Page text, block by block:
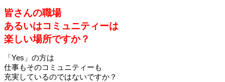
皆さんの職場
あるいはコミュニティーは
楽しい場所ですか？
「Yes」の方は
仕事もそのコミュニティーも
充実しているのではないですか？